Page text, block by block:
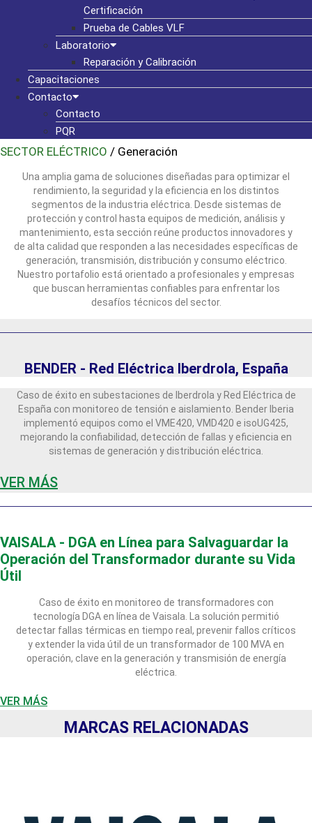
Certificación
Prueba de Cables VLF
Laboratorio
Reparación y Calibración
Capacitaciones
Contacto
Contacto
PQR
SECTOR ELÉCTRICO / Generación
Una amplia gama de soluciones diseñadas para optimizar el
rendimiento, la seguridad y la eficiencia en los distintos
segmentos de la industria eléctrica. Desde sistemas de
protección y control hasta equipos de medición, análisis y
mantenimiento, esta sección reúne productos innovadores y
de alta calidad que responden a las necesidades específicas de
generación, transmisión, distribución y consumo eléctrico.
Nuestro portafolio está orientado a profesionales y empresas
que buscan herramientas confiables para enfrentar los
desafíos técnicos del sector.
BENDER - Red Eléctrica Iberdrola, España
Caso de éxito en subestaciones de Iberdrola y Red Eléctrica de
España con monitoreo de tensión e aislamiento. Bender Iberia
implementó equipos como el VME420, VMD420 e isoUG425,
mejorando la confiabilidad, detección de fallas y eficiencia en
sistemas de generación y distribución eléctrica.
VER MÁS
VAISALA - DGA en Línea para Salvaguardar la
Operación del Transformador durante su Vida
Útil
Caso de éxito en monitoreo de transformadores con
tecnología DGA en línea de Vaisala. La solución permitió
detectar fallas térmicas en tiempo real, prevenir fallos críticos
y extender la vida útil de un transformador de 100 MVA en
operación, clave en la generación y transmisión de energía
eléctrica.
VER MÁS
MARCAS RELACIONADAS